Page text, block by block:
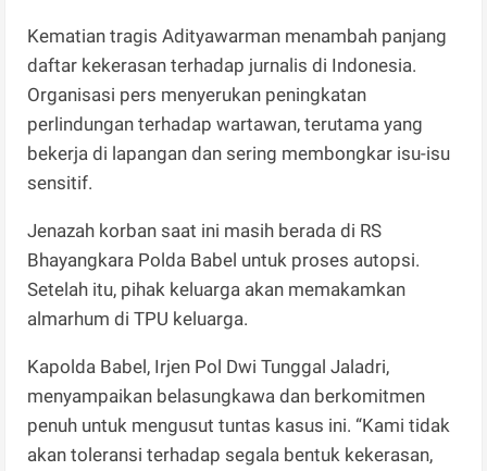
Kematian tragis Adityawarman menambah panjang
daftar kekerasan terhadap jurnalis di Indonesia.
Organisasi pers menyerukan peningkatan
perlindungan terhadap wartawan, terutama yang
bekerja di lapangan dan sering membongkar isu-isu
sensitif.
Jenazah korban saat ini masih berada di RS
Bhayangkara Polda Babel untuk proses autopsi.
Setelah itu, pihak keluarga akan memakamkan
almarhum di TPU keluarga.
Kapolda Babel, Irjen Pol Dwi Tunggal Jaladri,
menyampaikan belasungkawa dan berkomitmen
penuh untuk mengusut tuntas kasus ini. “Kami tidak
akan toleransi terhadap segala bentuk kekerasan,